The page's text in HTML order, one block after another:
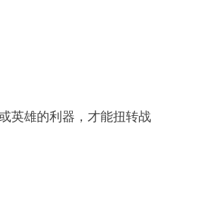
英雄的利器，才能扭转战